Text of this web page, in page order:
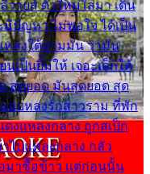
วายส์ ตัวใหม่ใส่มา เดิน
ปัญหา ไม่พอใจ ได้เป็น
หลงใต้ถามมัน ว่ามัน
เป็นยิ้มให้ เจอะเด็กใต้
สุดยอด มันสุดยอด สุด
อบหลงรักสาวราม ที่พัก
ดงแหลงกลาง ถูกสเป็ก
ไปแหลงกลาง กลัว
มาซื้อข้าว แต่ก่อนนั้น